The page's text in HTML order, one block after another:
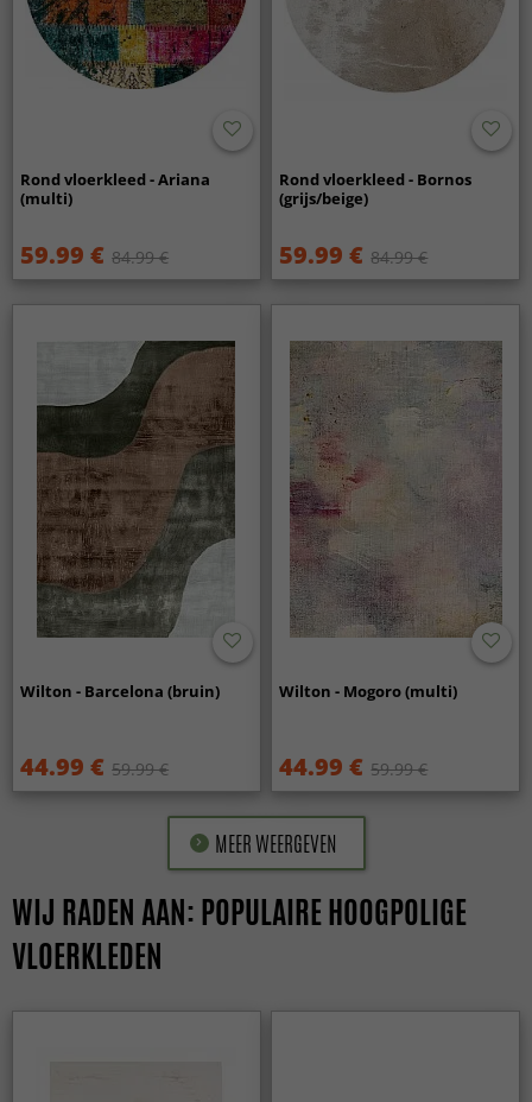
Rond vloerkleed - Ariana
(multi)
59.99 € 84.99 €
Rond vloerkleed - Bornos
(grijs/beige)
59.99 € 84.99 €
Wilton - Barcelona (bruin)
44.99 € 59.99 €
Wilton - Mogoro (multi)
44.99 € 59.99 €
MEER WEERGEVEN
WIJ RADEN AAN: POPULAIRE HOOGPOLIGE
VLOERKLEDEN